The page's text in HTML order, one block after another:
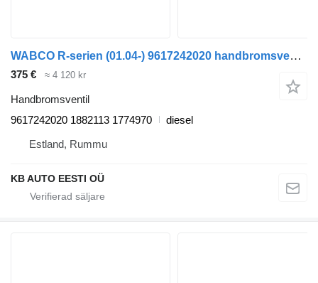
WABCO R-serien (01.04-) 9617242020 handbromsventil till Scania P,G,R,T-series (2004-2017) lastbil
375 € ≈ 4 120 kr
Handbromsventil
9617242020 1882113 1774970
diesel
Estland, Rummu
KB AUTO EESTI OÜ